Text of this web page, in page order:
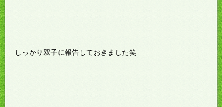
しっかり双子に報告しておきました笑